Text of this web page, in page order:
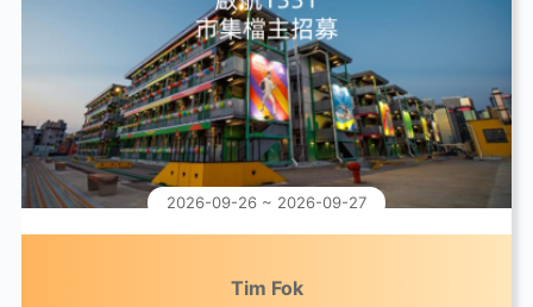
2026-09-26 ~ 2026-09-27
Tim Fok